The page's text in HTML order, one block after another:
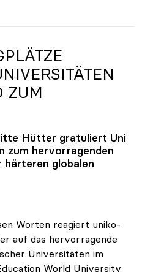
an
ZUM
Hütter gratuliert Uni
zum hervorragenden
härteren globalen
Worten reagiert uniko-
auf das hervorragende
Universitäten im
World University